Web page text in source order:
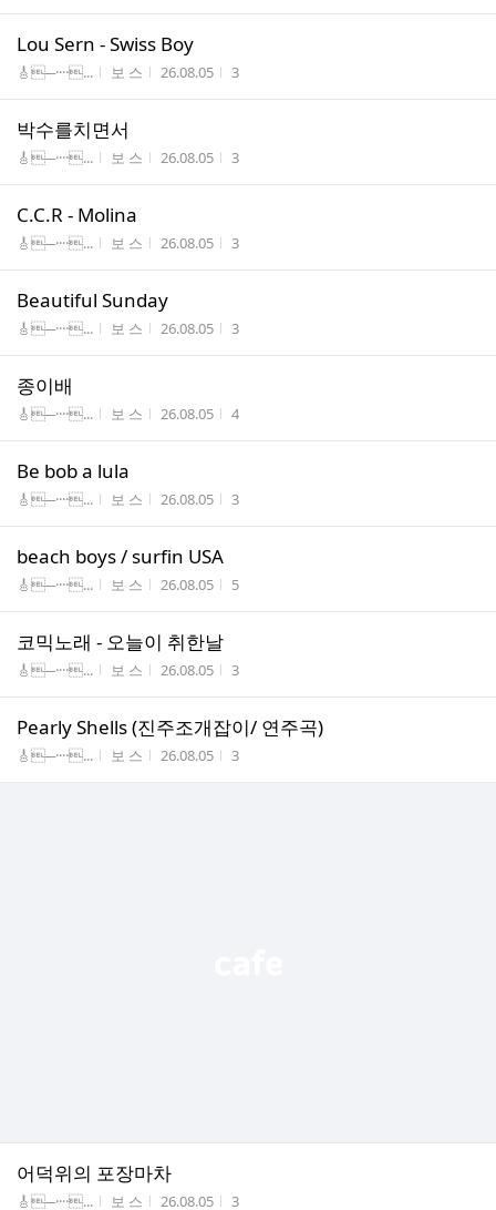
Lou Sern - Swiss Boy
게시판명
🎸─····... 작성자
보 스 작성시간
26.08.05 조회수
3
박수를치면서
게시판명
🎸─····... 작성자
보 스 작성시간
26.08.05 조회수
3
C.C.R - Molina
게시판명
🎸─····... 작성자
보 스 작성시간
26.08.05 조회수
3
Beautiful Sunday
게시판명
🎸─····... 작성자
보 스 작성시간
26.08.05 조회수
3
종이배
게시판명
🎸─····... 작성자
보 스 작성시간
26.08.05 조회수
4
Be bob a lula
게시판명
🎸─····... 작성자
보 스 작성시간
26.08.05 조회수
3
beach boys / surfin USA
게시판명
🎸─····... 작성자
보 스 작성시간
26.08.05 조회수
5
코믹노래 - 오늘이 취한날
게시판명
🎸─····... 작성자
보 스 작성시간
26.08.05 조회수
3
Pearly Shells (진주조개잡이/ 연주곡)
게시판명
🎸─····... 작성자
보 스 작성시간
26.08.05 조회수
3
어덕위의 포장마차
게시판명
🎸─····... 작성자
보 스 작성시간
26.08.05 조회수
3